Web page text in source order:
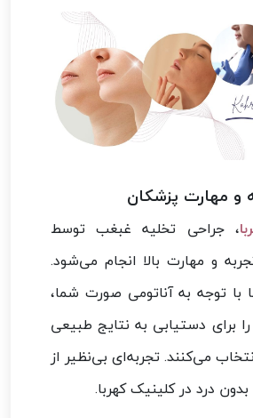
مهارت پزشکان
، جراحی تخلیه غبغب توسط
و مهارت بالا انجام می‌شود.
با توجه به آناتومی صورت شما،
برای دستیابی به نتایج طبیعی
می‌کنند. تجربه‌ای بی‌نظیر از
درد در کلینیک کهربا.